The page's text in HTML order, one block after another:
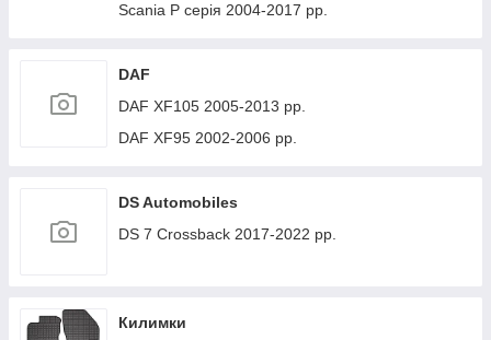
Scania P серія 2004-2017 рр.
DAF
DAF XF105 2005-2013 рр.
DAF XF95 2002-2006 рр.
DS Automobiles
DS 7 Crossback 2017-2022 рр.
Килимки